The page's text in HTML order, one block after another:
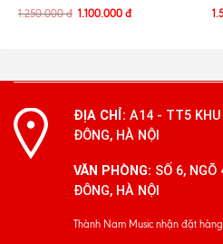
1.250.000đ 1.100.000đ
ĐỊA CHỈ: A14 - TT5
ĐÔNG, HÀ NỘI
VĂN PHÒNG: SỐ 6,
ĐÔNG, HÀ NỘI
Thành Nam Music nhận đặt